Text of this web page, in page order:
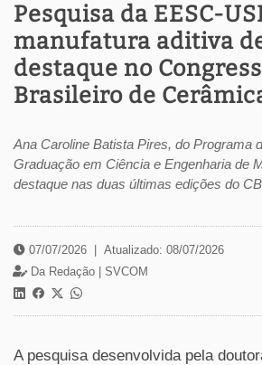
Pesquisa da EESC-
manufatura aditiva
destaque no
Brasileiro de
Ana Caroline Batista Pires, do Programa
Graduação em Ciência e Engenharia de
destaque nas duas últimas edições do
07/07/2026
Atualizado: 08/07/2026
Da Redação | SVCOM
A pesquisa desenvolvida pela